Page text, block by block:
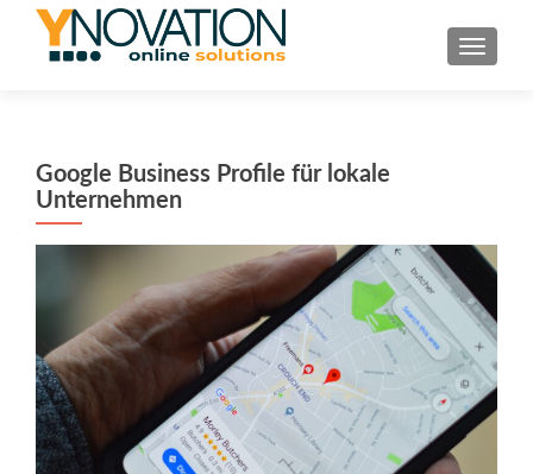
Google Business Profile für lokale
Unternehmen